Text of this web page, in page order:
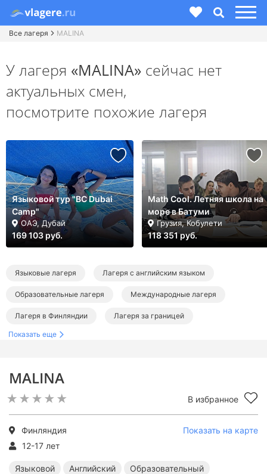
Все лагеря MALINA
MALINA
В избранное
Финляндия
Показать на карте
12-17 лет
Языковой Английский
Образовательный
У лагеря «MALINA» сейчас нет
актуальных смен,
посмотрите похожие лагеря
Языковой тур "BC Dubai
Camp"
ОАЭ, Дубай
169 103 руб.
Math Cool. Летняя школа на
море в Батуми
Грузия, Кобулети
118 351 руб.
Языковые лагеря Лагеря с английским языком
Образовательные лагеря Международные лагеря
Лагеря в Финляндии Лагеря за границей
Языковые лагеря за границей
Образовательные лагеря за границей
Международные лагеря за границей
Показать еще